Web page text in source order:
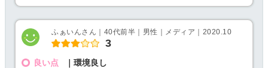
ふぁいんさん｜40代前半｜男性｜メディア｜2020.10
3
良い点 ｜環境良し